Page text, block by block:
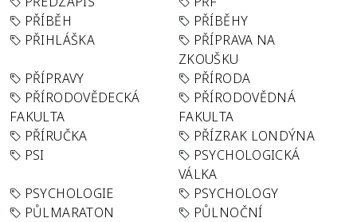
PŘÍBĚH
PŘÍBĚHY
PŘIHLÁŠKA
PŘÍPRAVA NA
ZKOUŠKU
PŘÍPRAVY
PŘÍRODA
PŘÍRODOVĚDECKÁ
FAKULTA
PŘÍRODOVĚDNÁ
FAKULTA
PŘÍRUČKA
PŘÍZRAK LONDÝNA
PSI
PSYCHOLOGICKÁ
VÁLKA
PSYCHOLOGIE
PSYCHOLOGY
PŮLMARATON
PŮLNOČNÍ